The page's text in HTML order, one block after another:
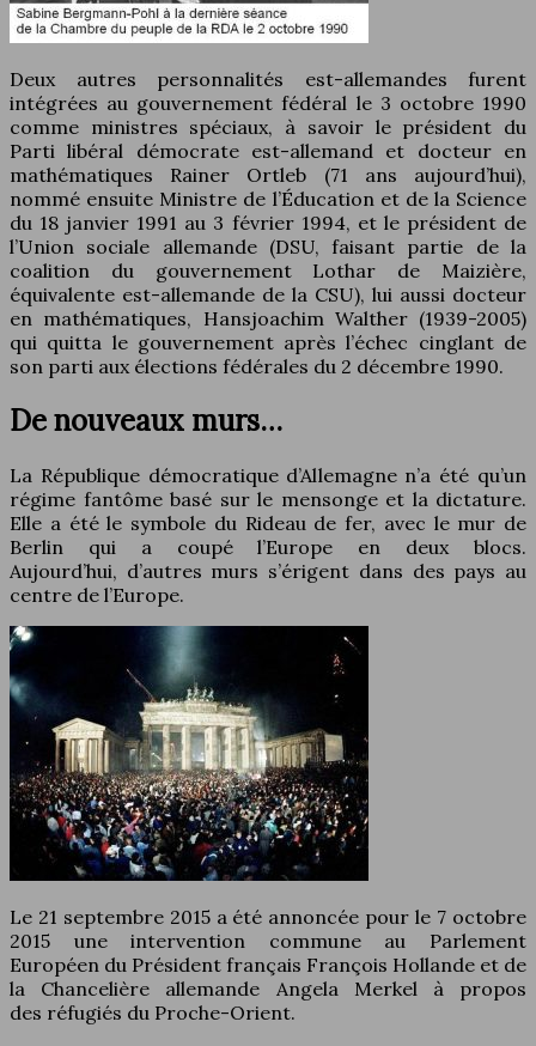
Deux autres personnalités est-allemandes furent
intégrées au gouvernement fédéral le 3 octobre 1990
comme ministres spéciaux, à savoir le président du
Parti libéral démocrate est-allemand et docteur en
mathématiques Rainer Ortleb (71 ans aujourd’hui),
nommé ensuite Ministre de l’Éducation et de la Science
du 18 janvier 1991 au 3 février 1994, et le président de
l’Union sociale allemande (DSU, faisant partie de la
coalition du gouvernement Lothar de Maizière,
équivalente est-allemande de la CSU), lui aussi docteur
en mathématiques, Hansjoachim Walther (1939-2005)
qui quitta le gouvernement après l’échec cinglant de
son parti aux élections fédérales du 2 décembre 1990.
De nouveaux murs…
La République démocratique d’Allemagne n’a été qu’un
régime fantôme basé sur le mensonge et la dictature.
Elle a été le symbole du Rideau de fer, avec le mur de
Berlin qui a coupé l’Europe en deux blocs.
Aujourd’hui, d’autres murs s’érigent dans des pays au
centre de l’Europe.
Le 21 septembre 2015 a été annoncée pour le 7 octobre
2015 une intervention commune au Parlement
Européen du Président français François Hollande et de
la Chancelière allemande Angela Merkel à propos
des réfugiés du Proche-Orient.